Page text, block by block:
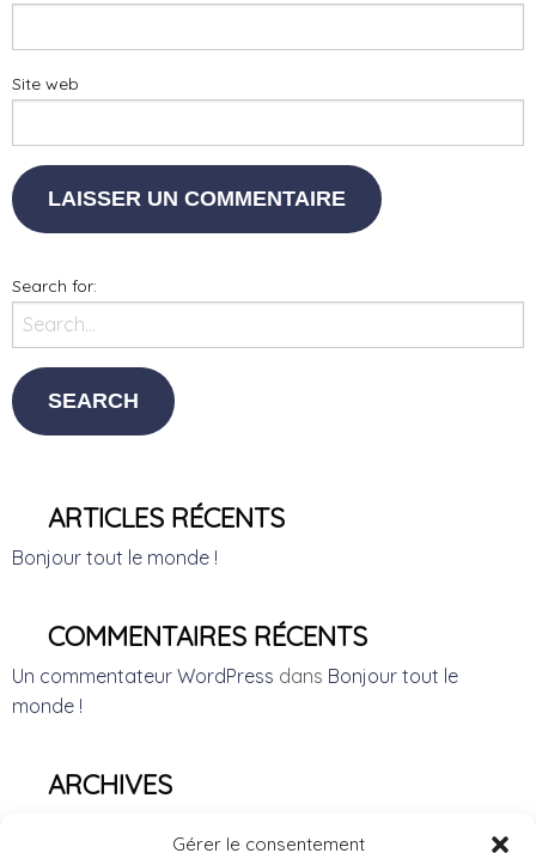
Gérer le consentement
Site web
Search for:
ARTICLES RÉCENTS
Bonjour tout le monde !
COMMENTAIRES RÉCENTS
Un commentateur WordPress dans Bonjour tout le
monde !
ARCHIVES